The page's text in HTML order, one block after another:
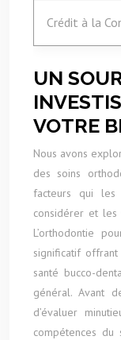
Crédit à la
UN
VOTRE
Nous avons
des soins
facteurs qui
considérer et les
L’orthodontie
significatif
santé bucco-
général. Avant
d’évaluer
compétences du